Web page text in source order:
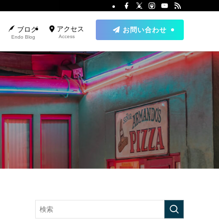
ブログ
Endo Blog
アクセス
Access
お問い合わせ